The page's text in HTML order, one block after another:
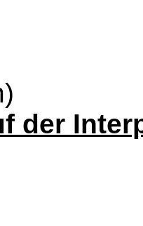
der